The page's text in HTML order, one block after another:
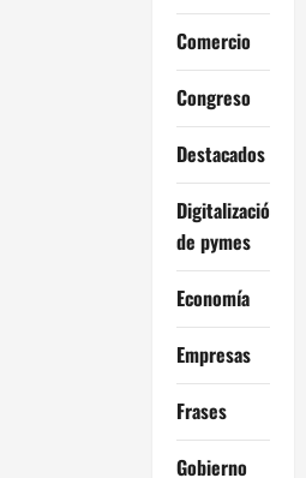
Comercio
Congreso
Destacados
Digitalización
de pymes
Economía
Empresas
Frases
Gobierno